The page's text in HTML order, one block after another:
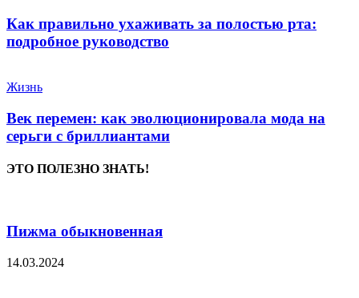
Как правильно ухаживать за полостью рта:
подробное руководство
Жизнь
Век перемен: как эволюционировала мода на
серьги с бриллиантами
ЭТО ПОЛЕЗНО ЗНАТЬ!
Пижма обыкновенная
14.03.2024